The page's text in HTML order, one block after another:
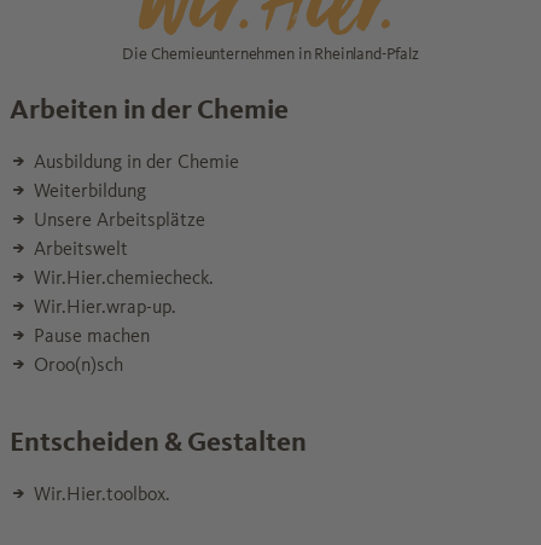
Die Chemieunternehmen in Rheinland-Pfalz
Arbeiten in der Chemie
Ausbildung in der Chemie
Weiterbildung
Unsere Arbeitsplätze
Arbeitswelt
Wir.Hier.chemiecheck.
Wir.Hier.wrap-up.
Pause machen
Oroo(n)sch
Entscheiden & Gestalten
Wir.Hier.toolbox.